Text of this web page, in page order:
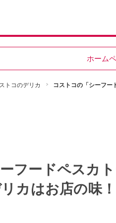
ホーム
トコのデリカ コストコの「シーフー
フードペスカ
カはお店の味！